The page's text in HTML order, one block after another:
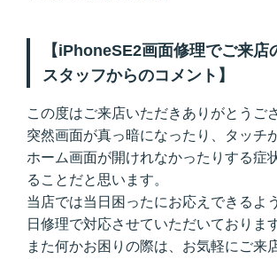
【iPhoneSE2画面修理でご来店
スタッフからのコメント】
この度はご来店いただきありがとうご
突然画面が真っ暗になったり、タッチ
ホーム画面が開けれなかったりする症
ることだと思います。
当店では当日困ったにお応えできるよ
日修理で対応させていただいております
また何かお困りの際は、お気軽にご来